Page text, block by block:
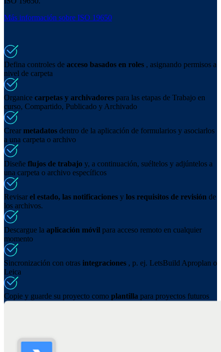
Más información sobre ISO 19650
Defina controles de acceso basados en roles , asignando permisos a
nivel de carpeta
Organice carpetas y archivadores para las etapas de Trabajo en
curso, Compartido, Publicado y Archivado
Crear metadatos dentro de la aplicación de formularios y asociarlos
a una carpeta o archivo
Diseñe flujos de trabajo y, a continuación, suéltelos y adjúntelos a
una carpeta o archivo específicos
Revisar el estado, las notificaciones y los requisitos de revisión de
los archivos.
Descargue la aplicación móvil para acceso remoto en cualquier
momento
Sincronización con otras integraciones , p. ej. LetsBuild Aproplan o
Leica
Copie y guarde su proyecto como plantilla para proyectos futuros